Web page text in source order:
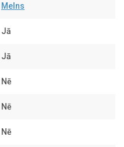
Melns
Jā
Jā
Nē
Nē
Nē